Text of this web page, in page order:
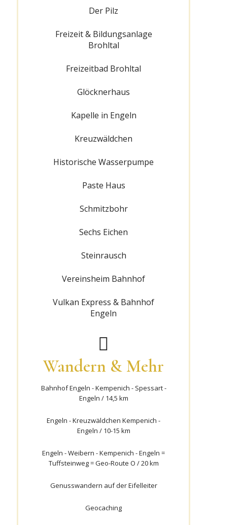
Der Pilz
Freizeit & Bildungsanlage
Brohltal
Freizeitbad Brohltal
Glöcknerhaus
Kapelle in Engeln
Kreuzwäldchen
Historische Wasserpumpe
Paste Haus
Schmitzbohr
Sechs Eichen
Steinrausch
Vereinsheim Bahnhof
Vulkan Express & Bahnhof
Engeln
Wandern & Mehr
Bahnhof Engeln - Kempenich - Spessart -
Engeln / 14,5 km
Engeln - Kreuzwäldchen Kempenich -
Engeln / 10-15 km
Engeln - Weibern - Kempenich - Engeln =
Tuffsteinweg = Geo-Route O / 20 km
Genusswandern auf der Eifelleiter
Geocaching